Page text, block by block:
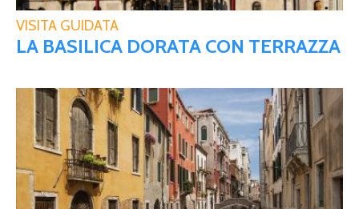
VISITA GUIDATA
LA BASILICA DORATA CON TERRAZZA